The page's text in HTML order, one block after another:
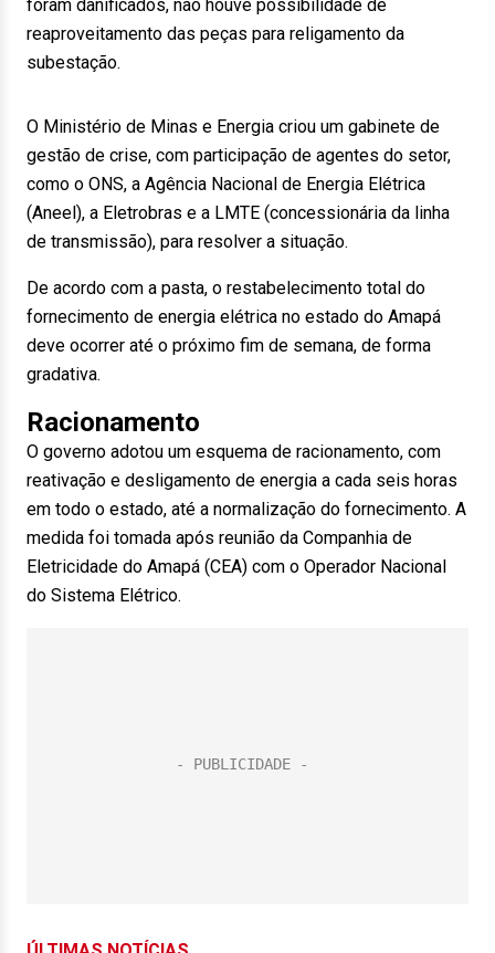
foram danificados, não houve possibilidade de
reaproveitamento das peças para religamento da
subestação.
O Ministério de Minas e Energia criou um gabinete de
gestão de crise, com participação de agentes do setor,
como o ONS, a Agência Nacional de Energia Elétrica
(Aneel), a Eletrobras e a LMTE (concessionária da linha
de transmissão), para resolver a situação.
De acordo com a pasta, o restabelecimento total do
fornecimento de energia elétrica no estado do Amapá
deve ocorrer até o próximo fim de semana, de forma
gradativa.
Racionamento
O governo adotou um esquema de racionamento, com
reativação e desligamento de energia a cada seis horas
em todo o estado, até a normalização do fornecimento. A
medida foi tomada após reunião da Companhia de
Eletricidade do Amapá (CEA) com o Operador Nacional
do Sistema Elétrico.